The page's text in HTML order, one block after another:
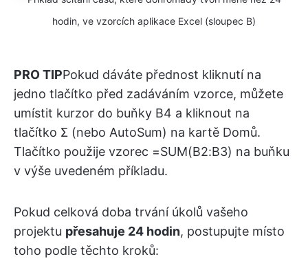
hodin, ve vzorcích aplikace Excel (sloupec B)
PRO TIPPokud dáváte přednost kliknutí na
jedno tlačítko před zadáváním vzorce, můžete
umístit kurzor do buňky B4 a kliknout na
tlačítko Σ (nebo AutoSum) na kartě Domů.
Tlačítko použije vzorec =SUM(B2:B3) na buňku
v výše uvedeném příkladu.
Pokud celková doba trvání úkolů vašeho
projektu přesahuje 24 hodin, postupujte místo
toho podle těchto kroků: